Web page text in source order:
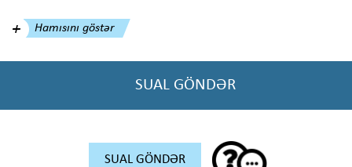
Hamısını göstər
SUAL GÖNDƏR
SUAL GÖNDƏR